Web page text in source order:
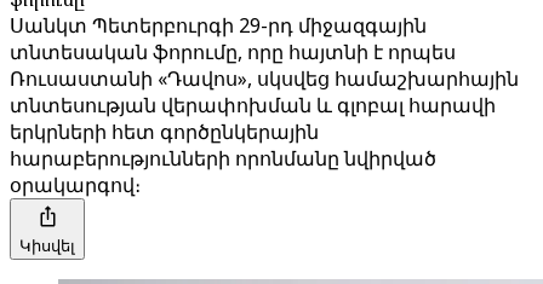
Սանկտ Պետերբուրգի 29-րդ միջազգային
տնտեսական ֆորումը, որը հայտնի է որպես
Ռուսաստանի «Դավոս», սկսվեց համաշխարհային
տնտեսության վերափոխման և գլոբալ հարավի
երկրների հետ գործընկերային
հարաբերությունների որոնմանը նվիրված
օրակարգով։
Կիսվել